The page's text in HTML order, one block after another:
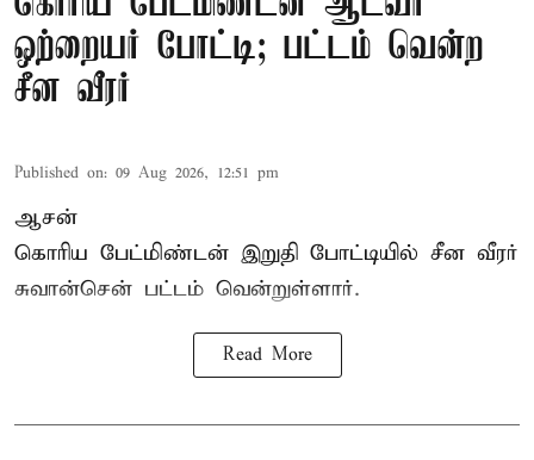
ஒற்றையர் போட்டி; பட்டம் வென்ற
சீன வீரர்
Published on: 09 Aug 2026, 12:51 pm
ஆசன்
கொரிய பேட்மிண்டன் இறுதி போட்டியில் சீன வீரர்
சுவான்சென் பட்டம் வென்றுள்ளார்.
Read More